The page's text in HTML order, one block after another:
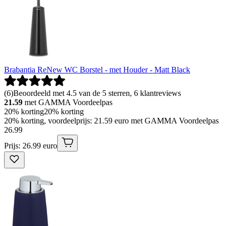
Brabantia ReNew WC Borstel - met Houder - Matt Black
(6)Beoordeeld met 4.5 van de 5 sterren, 6 klantreviews
21.59 met GAMMA Voordeelpas
20% korting20% korting
20% korting, voordeelprijs: 21.59 euro met GAMMA Voordeelpas
26.99
Prijs: 26.99 euro